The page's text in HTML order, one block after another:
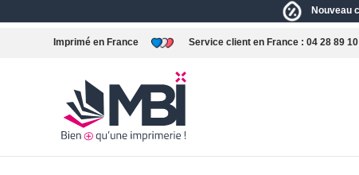
Nouveau
Imprimé en France Service client en France : 04 28 89